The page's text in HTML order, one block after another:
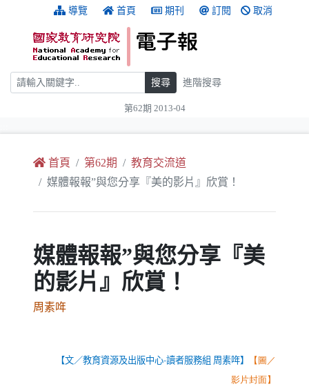
跳到主要內容 導覽 首頁 期刊 訂閱 取消
搜尋 搜尋 進階搜尋
第62期 2013-04
首頁 第62期
教育交流道
媒體報報”與您分享『美的影片』欣賞！
媒體報報”與您分享『美
的影片』欣賞！
周素哖
【文／教育資源及出版中心-讀者服務組 周素哖】
【圖／
影片封面】